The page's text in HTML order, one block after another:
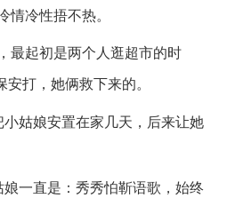
冷性捂不热。
最起初是两个人逛超市的时
打，她俩救下来的。
姑娘安置在家几天，后来让她
一直是：秀秀怕靳语歌，始终